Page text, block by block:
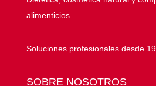
alimenticios.
Soluciones profesionales desde
SOBRE NOSOTROS